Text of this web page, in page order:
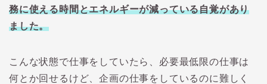
務に使える時間とエネルギーが減っている自覚があり
ました。
こんな状態で仕事をしていたら、必要最低限の仕事は
何とか回せるけど、企画の仕事をしているのに難しく